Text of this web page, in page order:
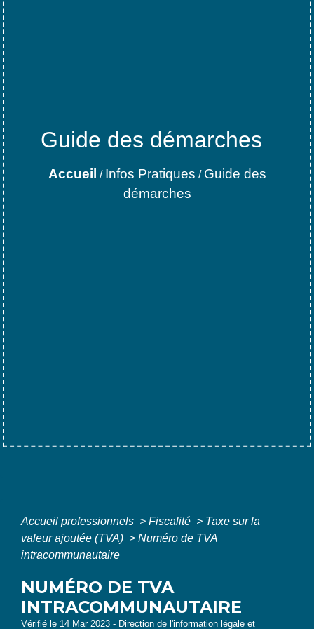
Guide des démarches
Accueil / Infos Pratiques / Guide des
démarches
Accueil professionnels > Fiscalité > Taxe sur la
valeur ajoutée (TVA) > Numéro de TVA
intracommunautaire
NUMÉRO DE TVA
INTRACOMMUNAUTAIRE
Vérifié le 14 Mar 2023 - Direction de l'information légale et